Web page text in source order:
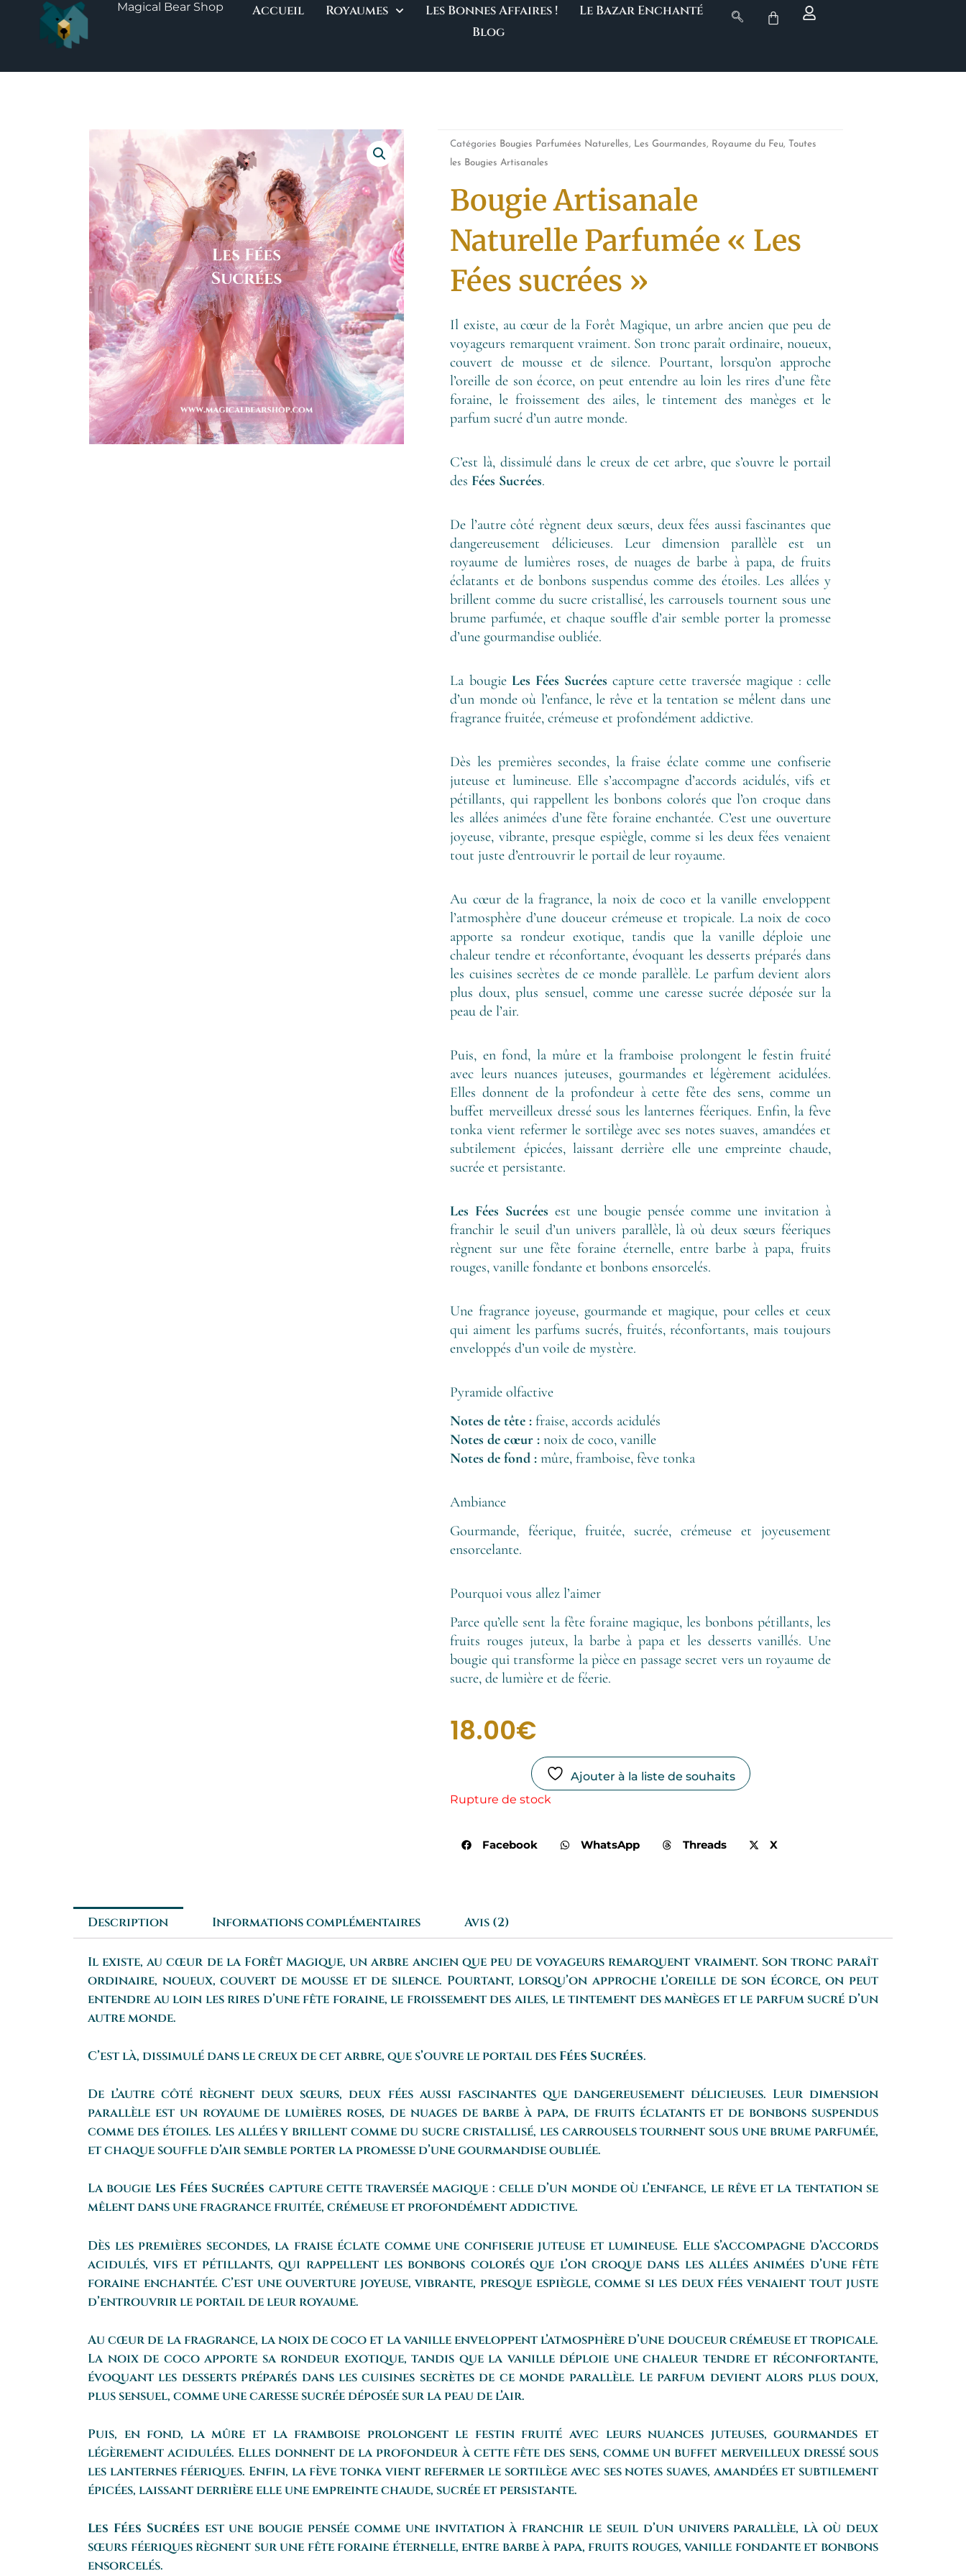
Magical Bear Shop Accueil Royaumes Les Bonnes Affaires !
Le Bazar Enchanté
Blog
Catégories Bougies Parfumées Naturelles, Les Gourmandes, Royaume du Feu, Toutes
les Bougies Artisanales
Bougie Artisanale
Naturelle Parfumée « Les
Fées sucrées »
Il existe, au cœur de la Forêt Magique, un arbre ancien que peu de
voyageurs remarquent vraiment. Son tronc paraît ordinaire, noueux,
couvert de mousse et de silence. Pourtant, lorsqu’on approche
l’oreille de son écorce, on peut entendre au loin les rires d’une fête
foraine, le froissement des ailes, le tintement des manèges et le
parfum sucré d’un autre monde.
C’est là, dissimulé dans le creux de cet arbre, que s’ouvre le portail
des Fées Sucrées.
De l’autre côté règnent deux sœurs, deux fées aussi fascinantes que
dangereusement délicieuses. Leur dimension parallèle est un
royaume de lumières roses, de nuages de barbe à papa, de fruits
éclatants et de bonbons suspendus comme des étoiles. Les allées y
brillent comme du sucre cristallisé, les carrousels tournent sous une
brume parfumée, et chaque souffle d’air semble porter la promesse
d’une gourmandise oubliée.
La bougie Les Fées Sucrées capture cette traversée magique : celle
d’un monde où l’enfance, le rêve et la tentation se mêlent dans une
fragrance fruitée, crémeuse et profondément addictive.
Dès les premières secondes, la fraise éclate comme une confiserie
juteuse et lumineuse. Elle s’accompagne d’accords acidulés, vifs et
pétillants, qui rappellent les bonbons colorés que l’on croque dans
les allées animées d’une fête foraine enchantée. C’est une ouverture
joyeuse, vibrante, presque espiègle, comme si les deux fées venaient
tout juste d’entrouvrir le portail de leur royaume.
Au cœur de la fragrance, la noix de coco et la vanille enveloppent
l’atmosphère d’une douceur crémeuse et tropicale. La noix de coco
apporte sa rondeur exotique, tandis que la vanille déploie une
chaleur tendre et réconfortante, évoquant les desserts préparés dans
les cuisines secrètes de ce monde parallèle. Le parfum devient alors
plus doux, plus sensuel, comme une caresse sucrée déposée sur la
peau de l’air.
Puis, en fond, la mûre et la framboise prolongent le festin fruité
avec leurs nuances juteuses, gourmandes et légèrement acidulées.
Elles donnent de la profondeur à cette fête des sens, comme un
buffet merveilleux dressé sous les lanternes féeriques. Enfin, la fève
tonka vient refermer le sortilège avec ses notes suaves, amandées et
subtilement épicées, laissant derrière elle une empreinte chaude,
sucrée et persistante.
Les Fées Sucrées est une bougie pensée comme une invitation à
franchir le seuil d’un univers parallèle, là où deux sœurs féeriques
règnent sur une fête foraine éternelle, entre barbe à papa, fruits
rouges, vanille fondante et bonbons ensorcelés.
Une fragrance joyeuse, gourmande et magique, pour celles et ceux
qui aiment les parfums sucrés, fruités, réconfortants, mais toujours
enveloppés d’un voile de mystère.
Pyramide olfactive
Notes de tête : fraise, accords acidulés
Notes de cœur : noix de coco, vanille
Notes de fond : mûre, framboise, fève tonka
Ambiance
Gourmande, féerique, fruitée, sucrée, crémeuse et joyeusement
ensorcelante.
Pourquoi vous allez l’aimer
Parce qu’elle sent la fête foraine magique, les bonbons pétillants, les
fruits rouges juteux, la barbe à papa et les desserts vanillés. Une
bougie qui transforme la pièce en passage secret vers un royaume de
sucre, de lumière et de féerie.
18.00€
Ajouter à la liste de souhaits
Rupture de stock
Facebook WhatsApp Threads X
Description Informations complémentaires Avis (2)
Il existe, au cœur de la Forêt Magique, un arbre ancien que peu de voyageurs remarquent vraiment. Son tronc paraît
ordinaire, noueux, couvert de mousse et de silence. Pourtant, lorsqu’on approche l’oreille de son écorce, on peut
entendre au loin les rires d’une fête foraine, le froissement des ailes, le tintement des manèges et le parfum sucré d’un
autre monde.
C’est là, dissimulé dans le creux de cet arbre, que s’ouvre le portail des Fées Sucrées.
De l’autre côté règnent deux sœurs, deux fées aussi fascinantes que dangereusement délicieuses. Leur dimension
parallèle est un royaume de lumières roses, de nuages de barbe à papa, de fruits éclatants et de bonbons suspendus
comme des étoiles. Les allées y brillent comme du sucre cristallisé, les carrousels tournent sous une brume parfumée,
et chaque souffle d’air semble porter la promesse d’une gourmandise oubliée.
La bougie Les Fées Sucrées capture cette traversée magique : celle d’un monde où l’enfance, le rêve et la tentation se
mêlent dans une fragrance fruitée, crémeuse et profondément addictive.
Dès les premières secondes, la fraise éclate comme une confiserie juteuse et lumineuse. Elle s’accompagne d’accords
acidulés, vifs et pétillants, qui rappellent les bonbons colorés que l’on croque dans les allées animées d’une fête
foraine enchantée. C’est une ouverture joyeuse, vibrante, presque espiègle, comme si les deux fées venaient tout juste
d’entrouvrir le portail de leur royaume.
Au cœur de la fragrance, la noix de coco et la vanille enveloppent l’atmosphère d’une douceur crémeuse et tropicale.
La noix de coco apporte sa rondeur exotique, tandis que la vanille déploie une chaleur tendre et réconfortante,
évoquant les desserts préparés dans les cuisines secrètes de ce monde parallèle. Le parfum devient alors plus doux,
plus sensuel, comme une caresse sucrée déposée sur la peau de l’air.
Puis, en fond, la mûre et la framboise prolongent le festin fruité avec leurs nuances juteuses, gourmandes et
légèrement acidulées. Elles donnent de la profondeur à cette fête des sens, comme un buffet merveilleux dressé sous
les lanternes féeriques. Enfin, la fève tonka vient refermer le sortilège avec ses notes suaves, amandées et subtilement
épicées, laissant derrière elle une empreinte chaude, sucrée et persistante.
Les Fées Sucrées est une bougie pensée comme une invitation à franchir le seuil d’un univers parallèle, là où deux
sœurs féeriques règnent sur une fête foraine éternelle, entre barbe à papa, fruits rouges, vanille fondante et bonbons
ensorcelés.